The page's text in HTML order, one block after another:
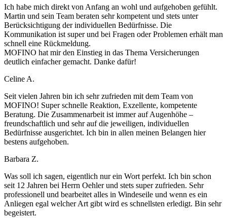
Ich habe mich direkt von Anfang an wohl und aufgehoben gefühlt.
Martin und sein Team beraten sehr kompetent und stets unter
Berücksichtigung der individuellen Bedürfnisse. Die
Kommunikation ist super und bei Fragen oder Problemen erhält man
schnell eine Rückmeldung.
MOFINO hat mir den Einstieg in das Thema Versicherungen
deutlich einfacher gemacht. Danke dafür!
Celine A.
Seit vielen Jahren bin ich sehr zufrieden mit dem Team von
MOFINO! Super schnelle Reaktion, Exzellente, kompetente
Beratung. Die Zusammenarbeit ist immer auf Augenhöhe –
freundschaftlich und sehr auf die jeweiligen, individuellen
Bedürfnisse ausgerichtet. Ich bin in allen meinen Belangen hier
bestens aufgehoben.
Barbara Z.
Was soll ich sagen, eigentlich nur ein Wort perfekt. Ich bin schon
seit 12 Jahren bei Herrn Oehler und stets super zufrieden. Sehr
professionell und bearbeitet alles in Windeseile und wenn es ein
Anliegen egal welcher Art gibt wird es schnellsten erledigt. Bin sehr
begeistert.